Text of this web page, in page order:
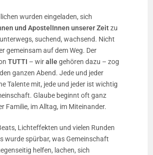
wurden eingeladen, sich
und ApostelInnen unserer Zeitzu
suchend, wachsend. Nicht
gemeinsam auf dem Weg. Der
TUTTI – wirallegehören dazu – zog
ganzen Abend. Jede und jeder
Talente mit, jede und jeder ist wichtig
Glaube beginnt oft ganz
Familie, im Alltag, im Miteinander.
Lichteffekten und vielen Runden
wurde spürbar, was Gemeinschaft
helfen, lachen, sich